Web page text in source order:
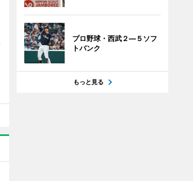
プロ野球・西武２―５ソフ
トバンク
もっと見る